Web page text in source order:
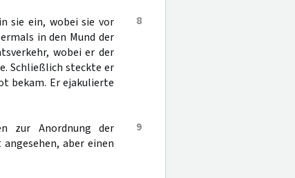
8
sie ein, wobei sie vor
in den Mund der
wobei er der
Schließlich steckte er
bekam. Er ejakulierte
9
zur Anordnung der
aber einen